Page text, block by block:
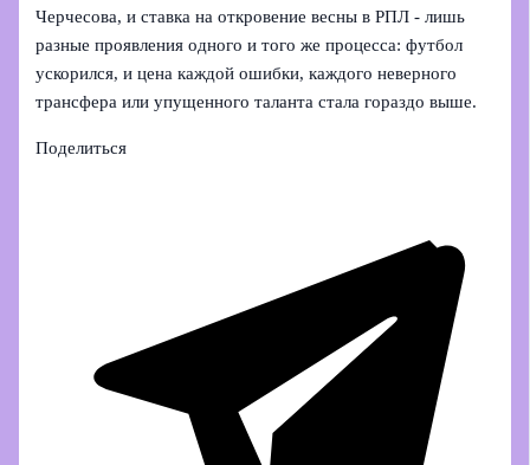
Черчесова, и ставка на откровение весны в РПЛ - лишь
разные проявления одного и того же процесса: футбол
ускорился, и цена каждой ошибки, каждого неверного
трансфера или упущенного таланта стала гораздо выше.
Поделиться